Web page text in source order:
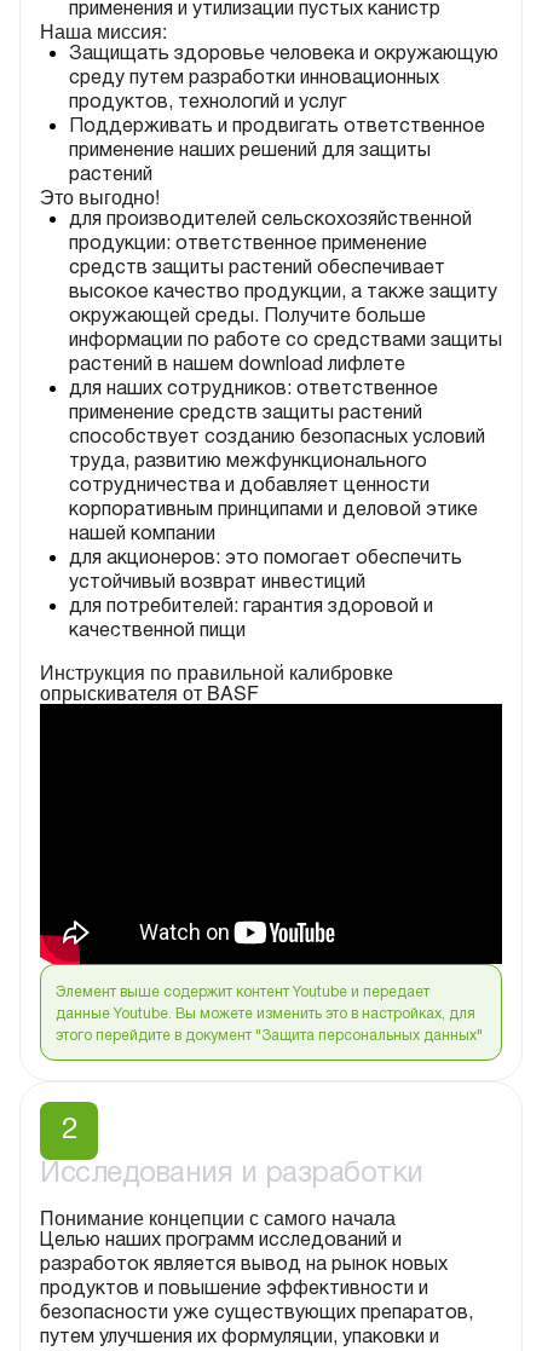
применения и утилизации пустых канистр
Наша миссия:
Защищать здоровье человека и окружающую
среду путем разработки инновационных
продуктов, технологий и услуг
Поддерживать и продвигать ответственное
применение наших решений для защиты
растений
Это выгодно!
для производителей сельскохозяйственной
продукции: ответственное применение
средств защиты растений обеспечивает
высокое качество продукции, а также защиту
окружающей среды. Получите больше
информации по работе со средствами защиты
растений в нашем download лифлете
для наших сотрудников: ответственное
применение средств защиты растений
способствует созданию безопасных условий
труда, развитию межфункционального
сотрудничества и добавляет ценности
корпоративным принципами и деловой этике
нашей компании
для акционеров: это помогает обеспечить
устойчивый возврат инвестиций
для потребителей: гарантия здоровой и
качественной пищи
Онлайн-курс по ответственному применению
средств защиты растений
Инструкция по правильной калибровке
опрыскивателя от BASF
Элемент выше содержит контент Youtube и передает
данные Youtube. Вы можете изменить это в настройках, для
этого перейдите в документ "Защита персональных данных"
2
Исследования и разработки
Понимание концепции с самого начала
Целью наших программ исследований и
разработок является вывод на рынок новых
продуктов и повышение эффективности и
безопасности уже существующих препаратов,
путем улучшения их формуляции, упаковки и